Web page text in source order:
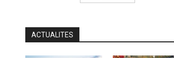
ACTUALITES